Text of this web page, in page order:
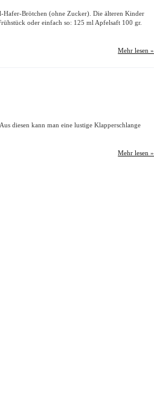
Hafer-Brötchen (ohne Zucker). Die älteren Kinder
oder einfach so: 125 ml Apfelsaft 100 gr.
Mehr lesen »
diesen kann man eine lustige Klapperschlange
Mehr lesen »